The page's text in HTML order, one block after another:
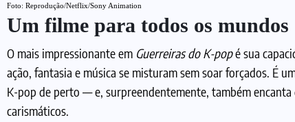
Foto: Reprodução/Netflix/Sony Animation
Um filme para todos os mundos
O mais impressionante em Guerreiras do K-popé sua
ação, fantasia e música se misturam sem soar forçados. É
K-pop de perto — e, surpreendentemente, também
carismáticos.